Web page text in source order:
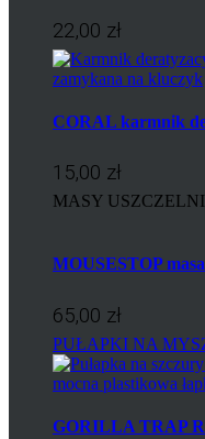
22,00 zł
CORAL karmnik
15,00 zł
MASY
MOUSESTOP
65,00 zł
PUŁAPKI NA
GORILLA TRAP